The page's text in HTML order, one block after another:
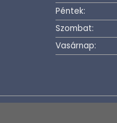
Péntek:
Szombat:
Vasárnap: